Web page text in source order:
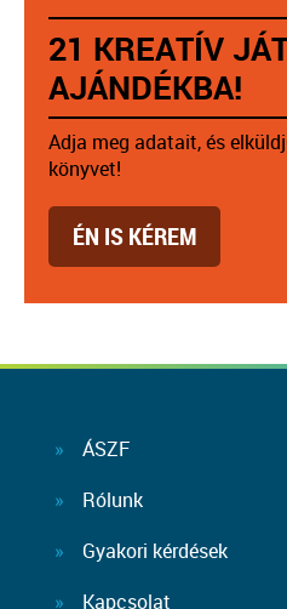
21 KREATÍV
AJÁNDÉKBA!
Adja meg adatait, és
könyvet!
ÉN IS KÉREM
ÁSZF
Rólunk
Gyakori kérdések
Kapcsolat